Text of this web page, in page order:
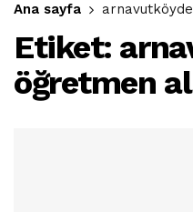
Ana sayfa
Etiket:
öğretmen